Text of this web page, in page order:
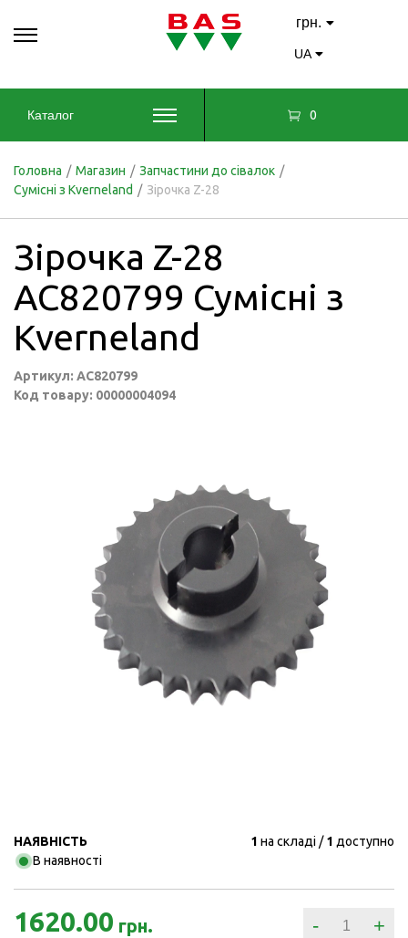
грн.
UA
Каталог 0
Головна / Магазин / Запчастини до сівалок /
Сумісні з Kverneland / Зірочка Z-28
Зірочка Z-28
AC820799 Сумісні з
Kverneland
Артикул: AC820799
Код товару: 00000004094
НАЯВНІСТЬ
В наявності
1 на складі 1 доступно
1620.00 грн. - +